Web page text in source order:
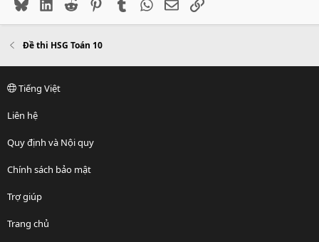
BlueskyLinkedIn
Reddit PinterestTumblr WhatsApp
EmailLink
Đề thi HSG Toán 10
Tiếng Việt
Liên hệ
Quy định và Nội quy
Chính sách bảo mật
Trợ giúp
Trang chủ